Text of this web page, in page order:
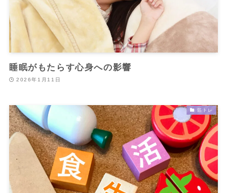
睡眠がもたらす心身への影響
2026年1月11日
筋トレ